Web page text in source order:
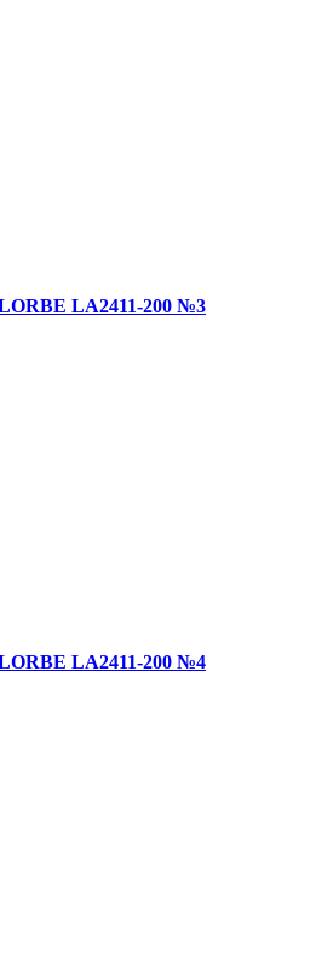
LА2411-200 №3
LА2411-200 №4